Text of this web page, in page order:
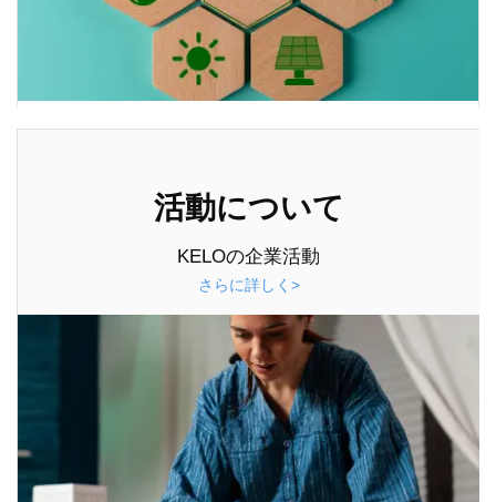
活動について
KELOの企業活動
さらに詳しく>